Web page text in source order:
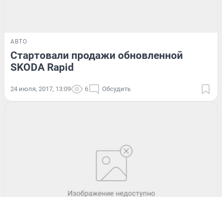
АВТО
Стартовали продажи обновленной
SKODA Rapid
24 июля, 2017, 13:09 6 Обсудить